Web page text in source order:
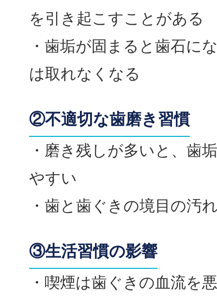
を引き起こすことがある
・歯垢が固まると歯石に
は取れなくなる
②不適切な歯磨き習慣
・磨き残しが多いと、歯
やすい
・歯と歯ぐきの境目の汚
③生活習慣の影響
・喫煙は歯ぐきの血流を